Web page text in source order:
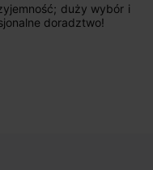
duży wybór i
doradztwo!